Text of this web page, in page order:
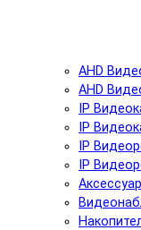
AHD
AHD
IP
IP
IP
IP